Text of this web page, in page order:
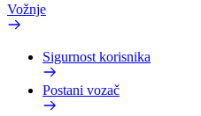
Vožnje
Sigurnost korisnika
Postani vozač